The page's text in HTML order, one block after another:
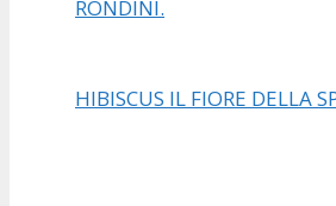
HIBISCUS IL FIORE DELLA